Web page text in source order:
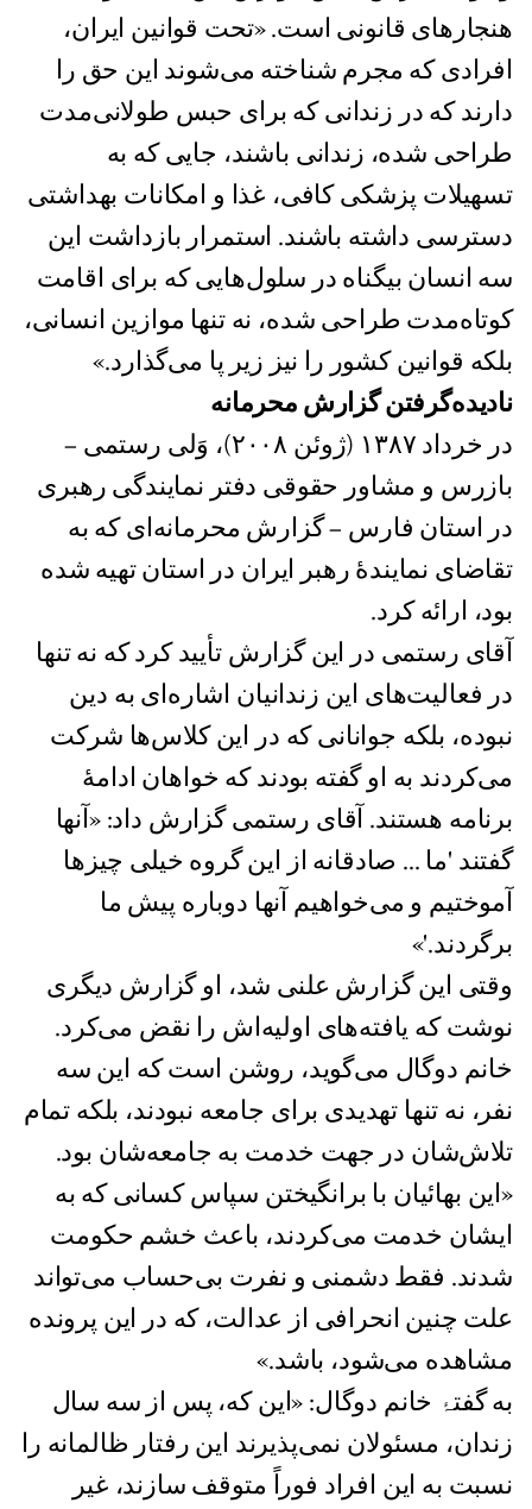
هنجارهای قانونی است. «تحت قوانین ایران،
افرادی که مجرم شناخته می‌شوند این حق را
دارند که در زندانی که برای حبس طولانی‌مدت
طراحی شده، زندانی باشند، جایی که به
تسهیلات پزشکی کافی، غذا و امکانات بهداشتی
دسترسی داشته باشند. استمرار بازداشت این
سه انسان بیگناه در سلول‌هایی که برای اقامت
کوتاه‌مدت طراحی شده، نه تنها موازين انسانی،
بلکه قوانين کشور را نیز زیر پا می‌گذارد.»
ناديده‌گرفتن گزارش محرمانه
در خرداد ١٣٨٧ (ژوئن ٢٠٠٨)، وَلی رستمی –
بازرس و مشاور حقوقی دفتر نمایندگی رهبری
در استان فارس – گزارش محرمانه‌ای که به
تقاضای نمایندۀ رهبر ایران در استان تهیه شده
بود، ارائه کرد.
آقای رستمی در اين گزارش تأیید کرد که نه تنها
در فعالیت‌های این زندانیان اشاره‌ای به دین
نبوده، بلکه جوانانی که در این کلاس‌ها شرکت
می‌کردند به او گفته بودند که خواهان ادامۀ
برنامه هستند. آقای رستمی گزارش داد: «آنها
گفتند 'ما ... صادقانه از این گروه خیلی چیزها
آموختیم و می‌خواهیم آنها دوباره پیش ما
برگردند.'»
وقتی اين گزارش علنی شد، او گزارش دیگری
نوشت که یافته‌های اولیه‌اش را نقض می‌کرد.
خانم دوگال می‌گوید، روشن است که این سه
نفر، نه تنها تهديدی برای جامعه نبودند، بلکه تمام
تلاش‌شان در جهت خدمت به جامعه‌شان بود.
«این بهائیان با برانگیختن سپاس کسانی که به
ایشان خدمت می‌کردند، باعث خشم حکومت
شدند. فقط دشمنی و نفرت بی‌حساب می‌تواند
علت چنین انحرافی از عدالت، که در این پرونده
مشاهده می‌شود، باشد.»
به گفتۂ‌ خانم دوگال: «این که، پس از سه سال
زندان، مسئولان نمی‌پذیرند این رفتار ظالمانه را
نسبت به این افراد فوراً متوقف سازند، غیر